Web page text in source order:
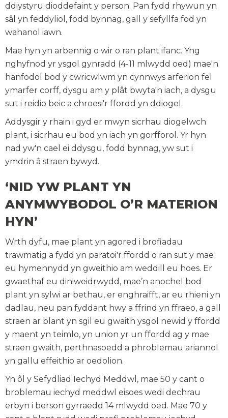
ddiystyru dioddefaint y person. Pan fydd rhywun yn
sâl yn feddyliol, fodd bynnag, gall y sefyllfa fod yn
wahanol iawn.
Mae hyn yn arbennig o wir o ran plant ifanc. Yng
nghyfnod yr ysgol gynradd (4-11 mlwydd oed) mae'n
hanfodol bod y cwricwlwm yn cynnwys arferion fel
ymarfer corff, dysgu am y plât bwyta'n iach, a dysgu
sut i reidio beic a chroesi'r ffordd yn ddiogel.
Addysgir y rhain i gyd er mwyn sicrhau diogelwch
plant, i sicrhau eu bod yn iach yn gorfforol. Yr hyn
nad yw'n cael ei ddysgu, fodd bynnag, yw sut i
ymdrin â straen bywyd.
‘NID YW PLANT YN
ANYMWYBODOL O’R MATERION
HYN’
Wrth dyfu, mae plant yn agored i brofiadau
trawmatig a fydd yn paratoi'r ffordd o ran sut y mae
eu hymennydd yn gweithio am weddill eu hoes. Er
gwaethaf eu diniweidrwydd, mae’n anochel bod
plant yn sylwi ar bethau, er enghraifft, ar eu rhieni yn
dadlau, neu pan fyddant hwy a ffrind yn ffraeo, a gall
straen ar blant yn sgil eu gwaith ysgol newid y ffordd
y maent yn teimlo, yn union yr un ffordd ag y mae
straen gwaith, perthnasoedd a phroblemau ariannol
yn gallu effeithio ar oedolion.
Yn ôl y Sefydliad Iechyd Meddwl, mae 50 y cant o
broblemau iechyd meddwl eisoes wedi dechrau
erbyn i berson gyrraedd 14 mlwydd oed. Mae 70 y